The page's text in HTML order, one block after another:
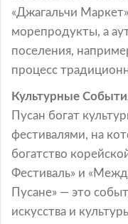
«Джагальчи
морепродукты, а
поселения,
процесс
Культурные
Пусан богат
фестивалями, на
богатство
Фестиваль» и
Пусане» — это
искусства и